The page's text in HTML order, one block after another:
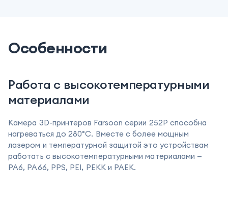
Особенности
Работа с высокотемпературными
материалами
Камера 3D-принтеров Farsoon серии 252P способна
нагреваться до 280°C. Вместе с более мощным
лазером и температурной защитой это устройствам
работать с высокотемпературными материалами —
PA6, PA66, PPS, PEI, PEKK и PAEK.